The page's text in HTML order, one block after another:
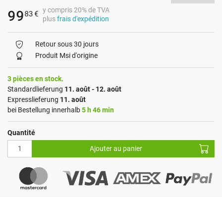
9983 € y compris 20% de TVA
plusfrais d'expédition
Retour sous 30 jours
Produit Msi d'origine
3 pièces en stock.
Standardlieferung 11. août - 12. août
Expresslieferung 11. août
bei Bestellung innerhalb5 h 46 min
Quantité
Ajouter au panier